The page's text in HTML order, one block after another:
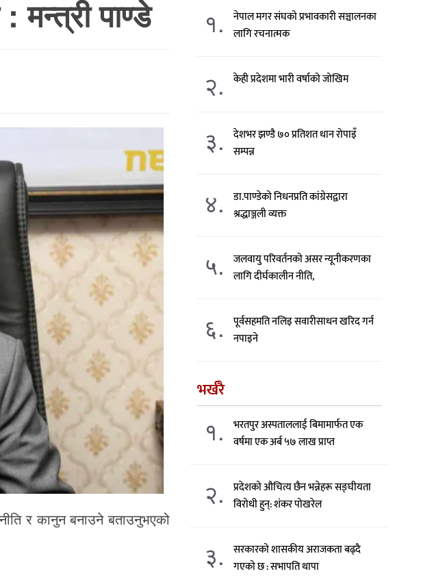
पाण्डे
र कानुन बनाउने बताउनुभएको
१.
नेपाल मगर संघको प्रभावकारी सञ्चालनका
लागि रचनात्मक
२. केही प्रदेशमा भारी वर्षाको जोखिम
३.
देशभर झण्डै ७० प्रतिशत धान रोपाइँ
सम्पन्न
४.
डा.पाण्डेको निधनप्रति कांग्रेसद्वारा
श्रद्धाञ्जली व्यक्त
५.
जलवायु परिवर्तनको असर न्यूनीकरणका
लागि दीर्घकालीन नीति,
६.
पूर्वसहमति नलिइ सवारीसाधन खरिद गर्न
नपाइने
भर्खरै
१.
भरतपुर अस्पताललाई बिमामार्फत एक
वर्षमा एक अर्ब ५७ लाख प्राप्त
२.
प्रदेशको औचित्य छैन भन्नेहरू सङ्घीयता
विरोधी हुन्: शंकर पोखरेल
३.
सरकारको शासकीय अराजकता बढ्दै
गएको छ : सभापति थापा